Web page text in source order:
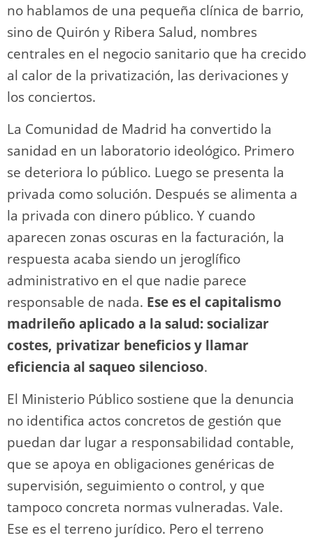
no hablamos de una pequeña clínica de barrio,
sino de Quirón y Ribera Salud, nombres
centrales en el negocio sanitario que ha crecido
al calor de la privatización, las derivaciones y
los conciertos.
La Comunidad de Madrid ha convertido la
sanidad en un laboratorio ideológico. Primero
se deteriora lo público. Luego se presenta la
privada como solución. Después se alimenta a
la privada con dinero público. Y cuando
aparecen zonas oscuras en la facturación, la
respuesta acaba siendo un jeroglífico
administrativo en el que nadie parece
responsable de nada. Ese es el capitalismo
madrileño aplicado a la salud: socializar
costes, privatizar beneficios y llamar
eficiencia al saqueo silencioso.
El Ministerio Público sostiene que la denuncia
no identifica actos concretos de gestión que
puedan dar lugar a responsabilidad contable,
que se apoya en obligaciones genéricas de
supervisión, seguimiento o control, y que
tampoco concreta normas vulneradas. Vale.
Ese es el terreno jurídico. Pero el terreno